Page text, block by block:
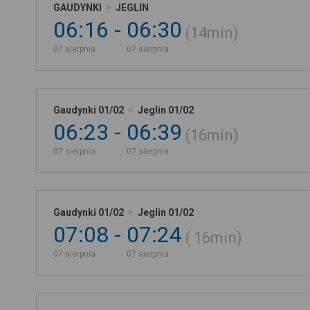
GAUDYNKI JEGLIN
06:16
07 sierpnia
06:30
07 sierpnia
14min
Gaudynki 01/02 Jeglin 01/02
06:23
07 sierpnia
06:39
07 sierpnia
16min
Gaudynki 01/02 Jeglin 01/02
07:08
07 sierpnia
07:24
07 sierpnia
16min